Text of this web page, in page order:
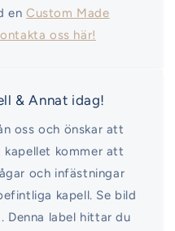
enCustom Made
oss här!
& Annat idag!
oss och önskar att
kommer att
och infästningar
kapell. Se bild
Denna label hittar du